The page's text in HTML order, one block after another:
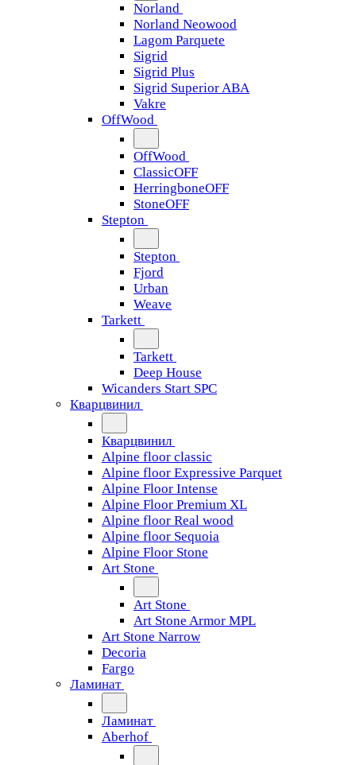
Norland
Norland Neowood
Lagom Parquete
Sigrid
Sigrid Plus
Sigrid Superior ABA
Vakre
OffWood
OffWood
ClassicOFF
HerringboneOFF
StoneOFF
Stepton
Stepton
Fjord
Urban
Weave
Tarkett
Tarkett
Deep House
Wicanders Start SPC
Кварцвинил
Кварцвинил
Alpine floor classic
Alpine floor Expressive Parquet
Alpine Floor Intense
Alpine Floor Premium XL
Alpine floor Real wood
Alpine floor Sequoia
Alpine Floor Stone
Art Stone
Art Stone
Art Stone Armor MPL
Art Stone Narrow
Decoria
Fargo
Ламинат
Ламинат
Aberhof